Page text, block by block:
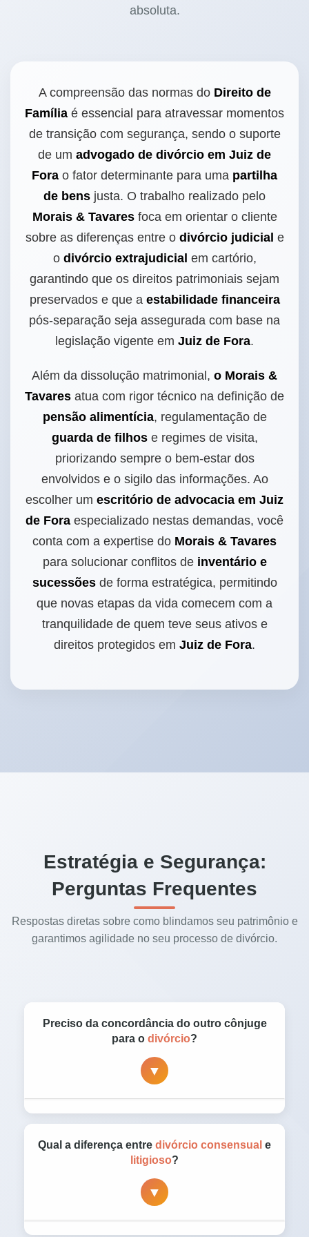
absoluta.
A compreensão das normas do Direito de
Família é essencial para atravessar momentos
de transição com segurança, sendo o suporte
de um advogado de divórcio em Juiz de
Fora o fator determinante para uma partilha
de bens justa. O trabalho realizado pelo
Morais & Tavaresfoca em orientar o cliente
sobre as diferenças entre o divórcio judicial e
o divórcio extrajudicial em cartório,
garantindo que os direitos patrimoniais sejam
preservados e que a estabilidade financeira
pós-separação seja assegurada com base na
legislação vigente em Juiz de Fora.
Além da dissolução matrimonial, o Morais &
Tavares atua com rigor técnico na definição de
pensão alimentícia, regulamentação de
guarda de filhose regimes de visita,
priorizando sempre o bem-estar dos
envolvidos e o sigilo das informações. Ao
escolher um escritório de advocacia em Juiz
de Fora especializado nestas demandas, você
conta com a expertise do Morais & Tavares
para solucionar conflitos de inventário e
sucessõesde forma estratégica, permitindo
que novas etapas da vida comecem com a
tranquilidade de quem teve seus ativos e
direitos protegidos em Juiz de Fora.
Estratégia e Segurança:
Perguntas Frequentes
Respostas diretas sobre como blindamos seu patrimônio e
garantimos agilidade no seu processo de divórcio.
Preciso da concordância do outro cônjuge
para o divórcio?
▼
Não. O divórcio é um direito e pode ser
iniciado mesmo sem a concordância da outra
parte. Quando não há acordo, o processo
segue pela via judicial litigiosa, com condução
técnica para garantir seus direitos
Qual a diferença entre divórcio consensual e
litigioso?
▼